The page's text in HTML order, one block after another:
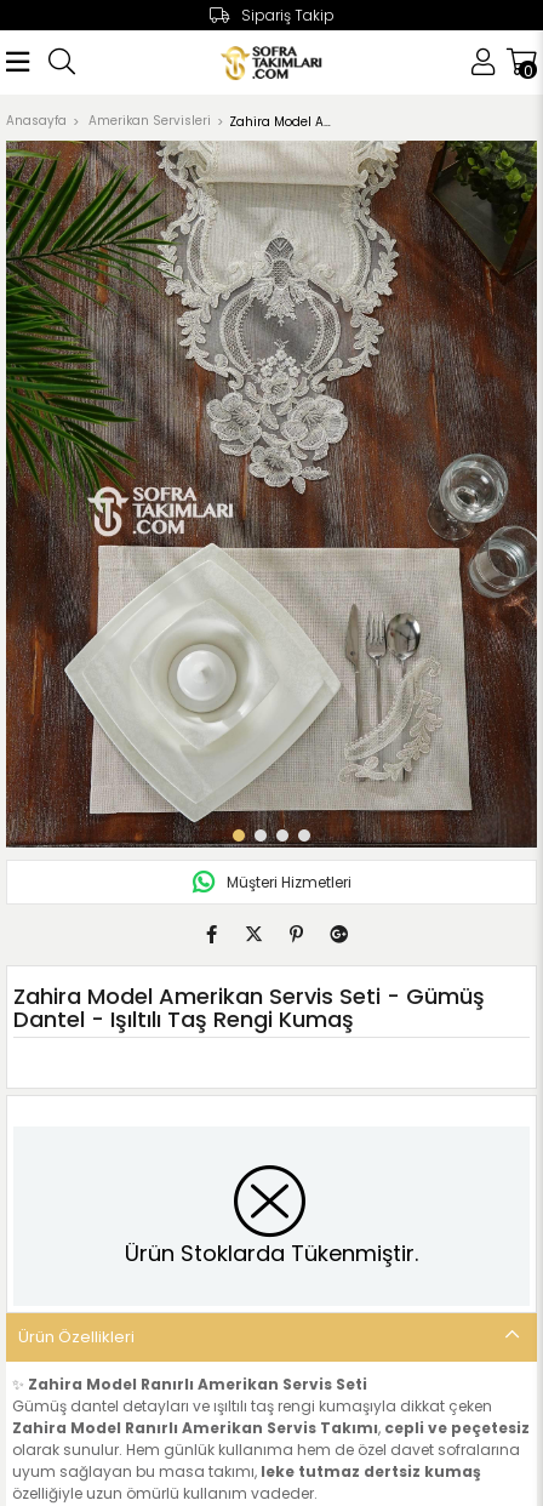
Sipariş Takip
0
Anasayfa Amerikan Servisleri Zahira Model Amerikan Servis Seti - Gümüş Dantel - Işıltılı Taş Rengi Kumaş
Müşteri Hizmetleri
Zahira Model Amerikan Servis Seti - Gümüş
Dantel - Işıltılı Taş Rengi Kumaş
Ürün Stoklarda Tükenmiştir.
Ürün Özellikleri
✨ Zahira Model Ranırlı Amerikan Servis Seti
Gümüş dantel detayları ve ışıltılı taş rengi kumaşıyla dikkat çeken
Zahira Model Ranırlı Amerikan Servis Takımı, cepli ve peçetesiz
olarak sunulur. Hem günlük kullanıma hem de özel davet sofralarına
uyum sağlayan bu masa takımı, leke tutmaz dertsiz kumaş
özelliğiyle uzun ömürlü kullanım vadeder.